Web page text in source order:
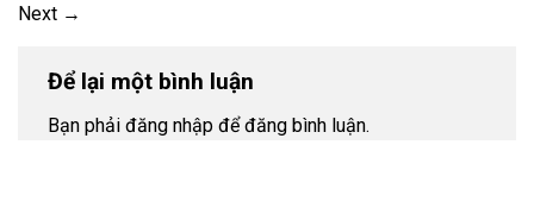
Next →
Để lại một bình luận
Bạn phải đăng nhập để đăng bình luận.